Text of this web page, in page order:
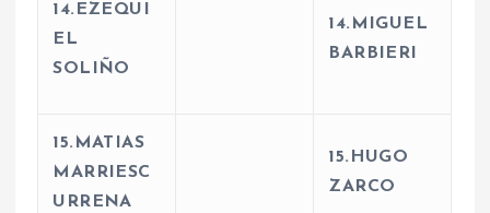
14.EZEQUI
EL
SOLIÑO
14.MIGUEL
BARBIERI
15.MATIAS
MARRIESC
URRENA
15.HUGO
ZARCO